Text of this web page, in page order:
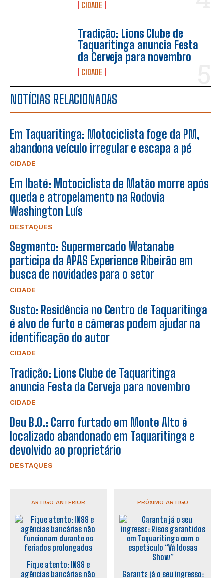
CIDADE
Tradição: Lions Clube de
Taquaritinga anuncia Festa
da Cerveja para novembro
CIDADE
NOTÍCIAS RELACIONADAS
Em Taquaritinga: Motociclista foge da PM,
abandona veículo irregular e escapa a pé
CIDADE
Em Ibaté: Motociclista de Matão morre após
queda e atropelamento na Rodovia
Washington Luís
DESTAQUES
Segmento: Supermercado Watanabe
participa da APAS Experience Ribeirão em
busca de novidades para o setor
CIDADE
Susto: Residência no Centro de Taquaritinga
é alvo de furto e câmeras podem ajudar na
identificação do autor
CIDADE
Tradição: Lions Clube de Taquaritinga
anuncia Festa da Cerveja para novembro
CIDADE
Deu B.O.: Carro furtado em Monte Alto é
localizado abandonado em Taquaritinga e
devolvido ao proprietário
DESTAQUES
ARTIGO ANTERIOR
Fique atento: INSS e
agências bancárias não
PRÓXIMO ARTIGO
Garanta já o seu ingresso: